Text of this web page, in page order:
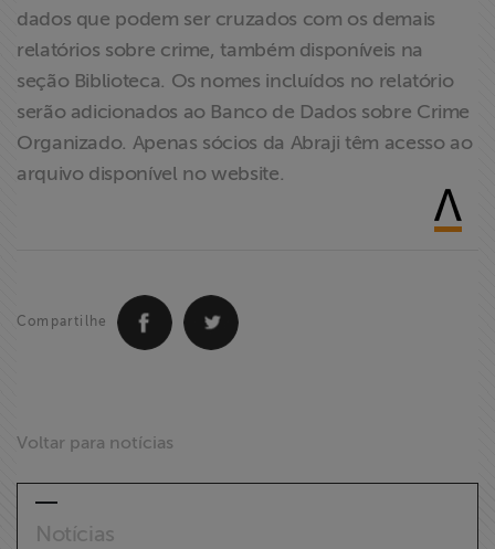
e Litigância
Documentários
dos
Associe-se
exclusivo para
associados
dados que podem ser cruzados com os demais
relatórios sobre crime, também disponíveis na
seção Biblioteca. Os nomes incluídos no relatório
serão adicionados ao Banco de Dados sobre Crime
Organizado. Apenas sócios da Abraji têm acesso ao
arquivo disponível no website.
Compartilhe
Voltar para notícias
Notícias